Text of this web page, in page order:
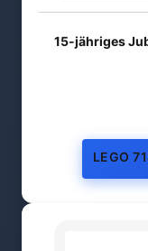
15-jähriges
LEGO